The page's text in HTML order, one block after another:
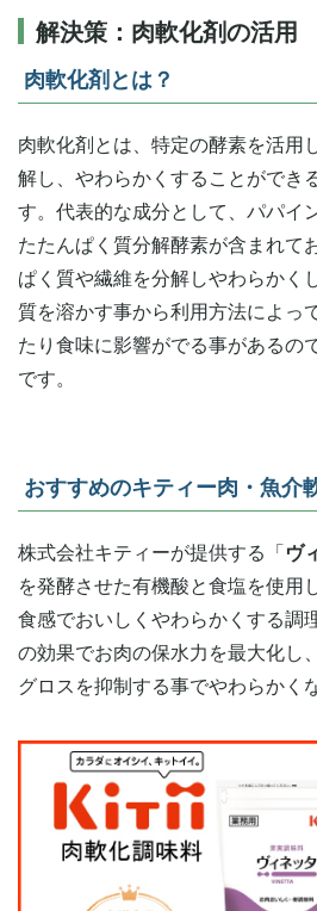
解決策：肉軟化剤の活用
肉軟化剤とは？
肉軟化剤とは、特定の酵素を活用
解し、やわらかくすることができ
す。代表的な成分として、パパイ
たたんぱく質分解酵素が含まれて
ぱく質や繊維を分解しやわらかく
質を溶かす事から利用方法によっ
たり食味に影響がでる事があるの
です。
おすすめのキティー肉・魚介
株式会社キティーが提供する「ヴ
を発酵させた有機酸と食塩を使用
食感でおいしくやわらかくする調
の効果でお肉の保水力を最大化し
グロスを抑制する事でやわらかく